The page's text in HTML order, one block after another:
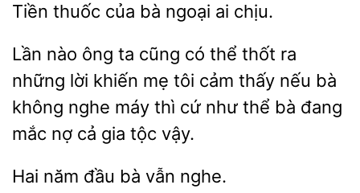
Tiền thuốc của ai
Lần nào ông ta cũng có thể thốt ra
những lời khiến mẹ tôi cảm thấy nếu bà
không
thì cứ như
bà đang
mắc nợ cả gia tộc vậy.
năm vẫn nghe.